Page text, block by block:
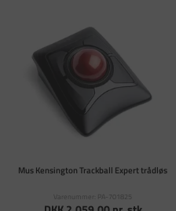
Mus Kensington Trackball Expert trådløs
Varenummer: PA-701825